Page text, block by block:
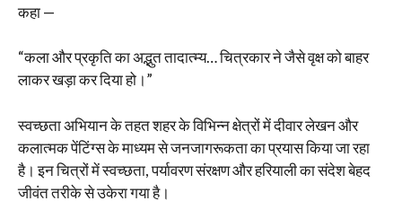
कहा —
“कला और प्रकृति का अद्भुत तादात्म्य… चित्रकार ने जैसे वृक्ष को बाहर
लाकर खड़ा कर दिया हो।”
स्वच्छता अभियान के तहत शहर के विभिन्न क्षेत्रों में दीवार लेखन और
कलात्मक पेंटिंग्स के माध्यम से जनजागरूकता का प्रयास किया जा रहा
है। इन चित्रों में स्वच्छता, पर्यावरण संरक्षण और हरियाली का संदेश बेहद
जीवंत तरीके से उकेरा गया है।